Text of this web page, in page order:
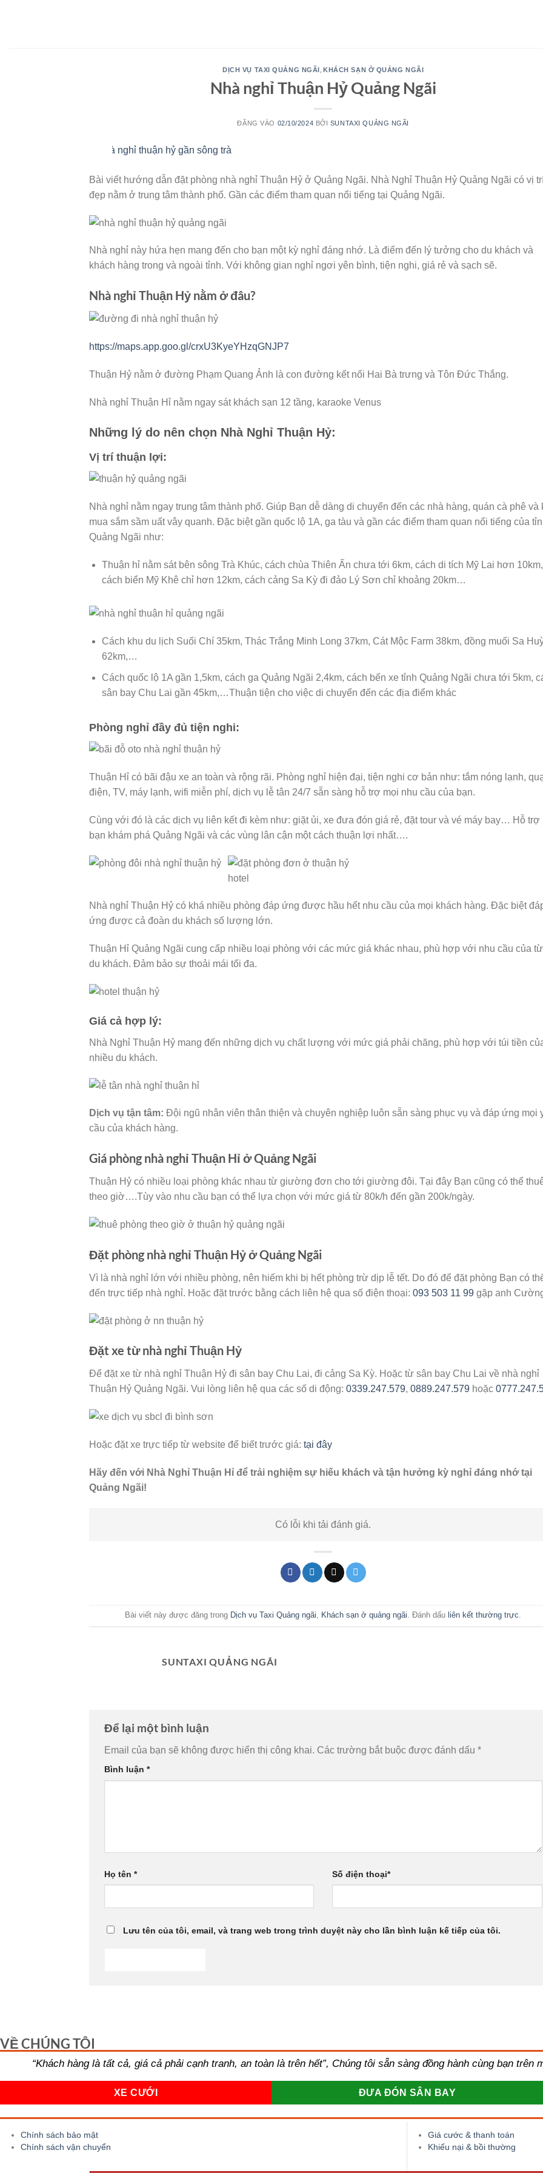
DỊCH VỤ TAXI QUẢNG NGÃI ,KHÁCH SẠN Ở QUẢNG NGÃI
Nhà nghỉ Thuận Hỷ Quảng Ngãi
ĐĂNG VÀO 02/10/2024 BỞI SUNTAXI QUẢNG NGÃI
Bài viết hướng dẫn đặt phòng nhà nghỉ Thuận Hỷ ở Quảng Ngãi. Nhà Nghỉ Thuận Hỷ Quảng Ngãi có vị
đẹp nằm ở trung tâm thành phố. Gần các điểm tham quan nổi tiếng tại Quảng Ngãi.
Nhà nghỉ này hứa hẹn mang đến cho bạn một kỳ nghỉ đáng nhớ. Là điểm đến lý tưởng cho du khách và
khách hàng trong và ngoài tỉnh. Với không gian nghỉ ngơi yên bình, tiện nghi, giá rẻ và sạch sẽ.
Nhà nghỉ Thuận Hỷ nằm ở đâu?
https://maps.app.goo.gl/crxU3KyeYHzqGNJP7
Thuận Hỷ nằm ở đường Phạm Quang Ảnh là con đường kết nối Hai Bà trưng và Tôn Đức Thắng.
Nhà nghỉ Thuận Hỉ nằm ngay sát khách sạn 12 tầng, karaoke Venus
Những lý do nên chọn Nhà Nghỉ Thuận Hỷ:
Vị trí thuận lợi:
Nhà nghỉ nằm ngay trung tâm thành phố. Giúp Bạn dễ dàng di chuyển đến các nhà hàng, quán cà phê và
mua sắm sầm uất vây quanh. Đặc biệt gần quốc lộ 1A, ga tàu và gần các điểm tham quan nổi tiếng của
Quảng Ngãi như:
Thuận hỉ nằm sát bên sông Trà Khúc, cách chùa Thiên Ấn chưa tới 6km, cách di tích Mỹ Lai hơn 10km,
cách biển Mỹ Khê chỉ hơn 12km, cách cảng Sa Kỳ đi đảo Lý Sơn chỉ khoảng 20km…
Cách khu du lịch Suối Chí 35km, Thác Trắng Minh Long 37km, Cát Mộc Farm 38km, đồng muối Sa
62km,…
Cách quốc lộ 1A gần 1,5km, cách ga Quảng Ngãi 2,4km, cách bến xe tỉnh Quảng Ngãi chưa tới 5km,
sân bay Chu Lai gần 45km,…Thuận tiện cho việc di chuyển đến các địa điểm khác
Phòng nghỉ đầy đủ tiện nghi:
Thuận Hỉ có bãi đậu xe an toàn và rộng rãi. Phòng nghỉ hiện đại, tiện nghi cơ bản như: tắm nóng lạnh,
điện, TV, máy lạnh, wifi miễn phí, dịch vụ lễ tân 24/7 sẵn sàng hỗ trợ mọi nhu cầu của bạn.
Cùng với đó là các dịch vụ liên kết đi kèm như: giặt ủi, xe đưa đón giá rẻ, đặt tour và vé máy bay… Hỗ trợ
bạn khám phá Quảng Ngãi và các vùng lân cận một cách thuận lợi nhất….
Nhà nghỉ Thuận Hỷ có khá nhiều phòng đáp ứng được hầu hết nhu cầu của mọi khách hàng. Đặc biệt
ứng được cả đoàn du khách số lượng lớn.
Thuận Hỉ Quảng Ngãi cung cấp nhiều loại phòng với các mức giá khác nhau, phù hợp với nhu cầu của
du khách. Đảm bảo sự thoải mái tối đa.
Giá cả hợp lý:
Nhà Nghỉ Thuận Hỷ mang đến những dịch vụ chất lượng với mức giá phải chăng, phù hợp với túi tiền
nhiều du khách.
Dịch vụ tận tâm: Đội ngũ nhân viên thân thiện và chuyên nghiệp luôn sẵn sàng phục vụ và đáp ứng mọi
cầu của khách hàng.
Giá phòng nhà nghỉ Thuận Hỉ ở Quảng Ngãi
Thuận Hỷ có nhiều loại phòng khác nhau từ giường đơn cho tới giường đôi. Tại đây Bạn cũng có thể
theo giờ….Tùy vào nhu cầu bạn có thể lựa chọn với mức giá từ 80k/h đến gần 200k/ngày.
Đặt phòng nhà nghỉ Thuận Hỷ ở Quảng Ngãi
Vì là nhà nghỉ lớn với nhiều phòng, nên hiếm khi bị hết phòng trừ dịp lễ tết. Do đó để đặt phòng Bạn có
đến trực tiếp nhà nghỉ. Hoặc đặt trước bằng cách liên hệ qua số điện thoại: 093 503 11 99 gặp anh
Đặt xe từ nhà nghỉ Thuận Hỷ
Để đặt xe từ nhà nghỉ Thuận Hỷ đi sân bay Chu Lai, đi cảng Sa Kỳ. Hoặc từ sân bay Chu Lai về nhà nghỉ
Thuận Hỷ Quảng Ngãi. Vui lòng liên hệ qua các số di động: 0339.247.579, 0889.247.579 hoặc
Hoặc đặt xe trực tiếp từ website để biết trước giá: tại đây
Hãy đến với Nhà Nghỉ Thuận Hỉ để trải nghiệm sự hiếu khách và tận hưởng kỳ nghỉ đáng nhớ tại
Quảng Ngãi!
Có lỗi khi tải đánh giá.
Bài viết này được đăng trong Dịch vụ Taxi Quảng ngãi, Khách sạn ở quảng ngãi. Đánh dấu liên kết thường trực.
SUNTAXI QUẢNG NGÃI
Để lại một bình luận
Email của bạn sẽ không được hiển thị công khai. Các trường bắt buộc được đánh dấu *
Bình luận *
Họ tên * Số điện thoại*
Lưu tên của tôi, email, và trang web trong trình duyệt này cho lần bình luận kế tiếp của tôi.
VỀ CHÚNG TÔI
“Khách hàng là tất cả, giá cả phải cạnh tranh, an toàn là trên hết”, Chúng tôi sẵn sàng đồng hành cùng bạn trên
XE CƯỚI ĐƯA ĐÓN SÂN BAY
Chính sách bảo mật
Chính sách vận chuyển
Giá cước & thanh toán
Khiếu nại & bồi thường